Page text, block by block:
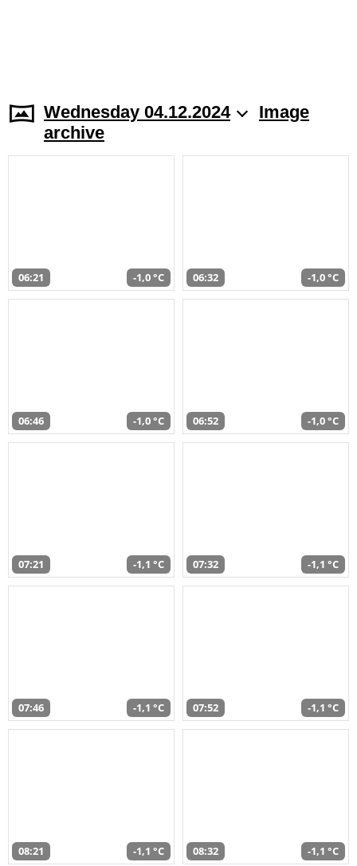
Wednesday 04.12.2024
Image
archive
06:21 -1,0 °C 06:32 -1,0 °C
06:46 -1,0 °C 06:52 -1,0 °C
07:21 -1,1 °C 07:32 -1,1 °C
07:46 -1,1 °C 07:52 -1,1 °C
08:21 -1,1 °C 08:32 -1,1 °C